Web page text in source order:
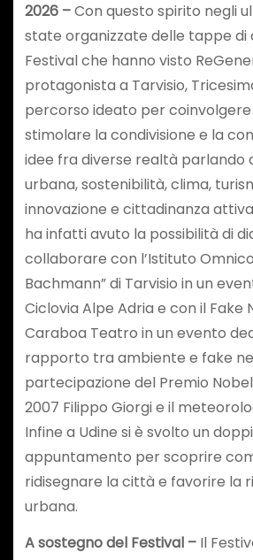
2026 –Con questo spirito negli
state organizzate delle tappe di
Festival che hanno visto
protagonista a Tarvisio,
percorso ideato per
stimolare la condivisione e la
idee fra diverse realtà parlando
urbana, sostenibilità, clima,
innovazione e cittadinanza
ha infatti avuto la possibilità di
collaborare con l’Istituto
Bachmann” di Tarvisio in un
Ciclovia Alpe Adria e con il Fake
Caraboa Teatro in un evento
rapporto tra ambiente e fake
partecipazione del Premio
2007 Filippo Giorgi e il
Infine a Udine si è svolto un
appuntamento per scoprire
ridisegnare la città e favorire la
urbana.
A sostegno del Festival – Il